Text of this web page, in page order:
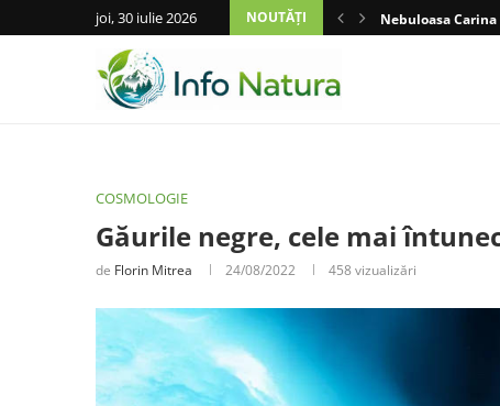
joi, 30 iulie 2026 NOUTĂȚI Nebuloasa Carina
COSMOLOGIE
Găurile negre, cele mai
de Florin Mitrea 24/08/2022 458vizualizări